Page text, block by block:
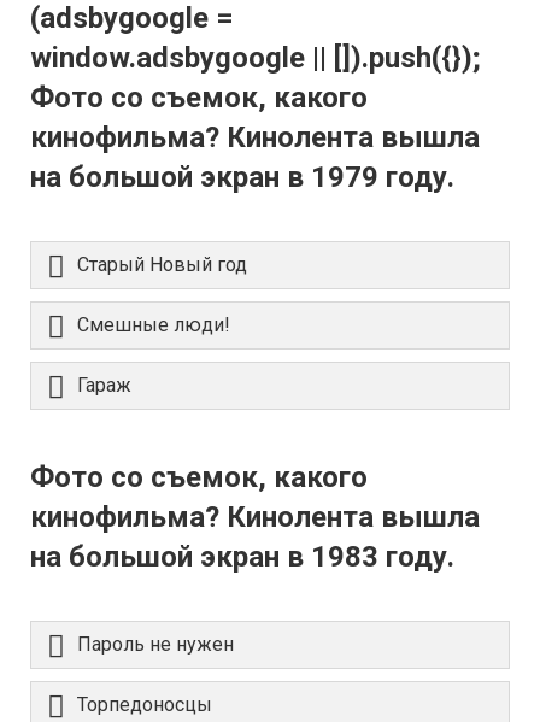
(adsbygoogle =
window.adsbygoogle || []).push({});
Фото со съемок, какого
кинофильма? Кинолента вышла
на большой экран в 1979 году.
Старый Новый год
Смешные люди!
Гараж
Фото со съемок, какого
кинофильма? Кинолента вышла
на большой экран в 1983 году.
Пароль не нужен
Торпедоносцы